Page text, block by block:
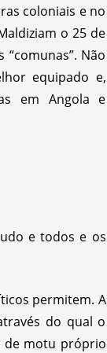
coloniais e no
o 25 de
Não
equipado e,
em Angola e
e todos e os
permitem. A
do qual o
de motu próprio